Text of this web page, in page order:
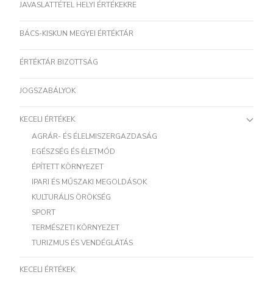
JAVASLATTÉTEL HELYI ÉRTÉKEKRE
BÁCS-KISKUN MEGYEI ÉRTÉKTÁR
ÉRTÉKTÁR BIZOTTSÁG
JOGSZABÁLYOK
KECELI ÉRTÉKEK
AGRÁR- ÉS ÉLELMISZERGAZDASÁG
EGÉSZSÉG ÉS ÉLETMÓD
ÉPÍTETT KÖRNYEZET
IPARI ÉS MŰSZAKI MEGOLDÁSOK
KULTURÁLIS ÖRÖKSÉG
SPORT
TERMÉSZETI KÖRNYEZET
TURIZMUS ÉS VENDÉGLÁTÁS
KECELI ÉRTÉKEK